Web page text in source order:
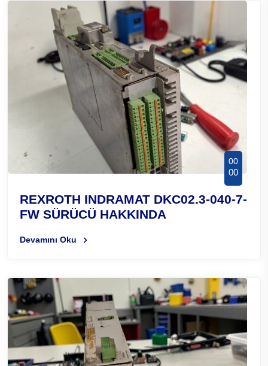
00
00
REXROTH INDRAMAT DKC02.3-040-7-
FW SÜRÜCÜ HAKKINDA
Devamını Oku